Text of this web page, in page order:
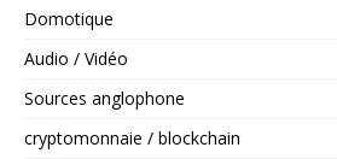
Domotique
Audio / Vidéo
Sources anglophone
cryptomonnaie / blockchain